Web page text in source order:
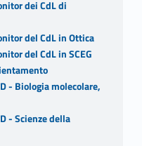
dei CdL di
del CdL in Ottica
del CdL in SCEG
- Biologia molecolare,
- Scienze della